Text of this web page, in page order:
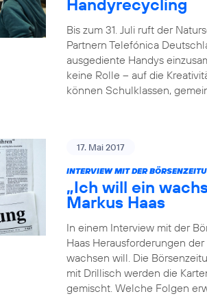
Handyrecycling
Bis zum 31. Juli ruft der
Partnern Telefónica
ausgediente Handys
keine Rolle – auf die
können Schulklassen,
17. Mai 2017
INTERVIEW MIT DER
„Ich will ein
Markus Haas
In einem Interview mit der
Haas Herausforderungen
wachsen will. Die
mit Drillisch werden die
gemischt. Welche Folgen